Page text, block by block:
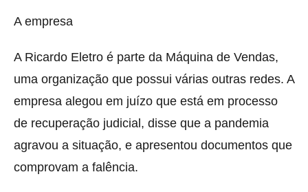
A empresa
A Ricardo Eletro é parte da Máquina de Vendas,
uma organização que possui várias outras redes. A
empresa alegou em juízo que está em processo
de recuperação judicial, disse que a pandemia
agravou a situação, e apresentou documentos que
comprovam a falência.